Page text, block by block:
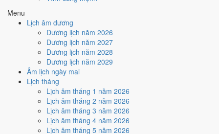
Menu
Lịch âm dương
Dương lịch năm 2026
Dương lịch năm 2027
Dương lịch năm 2028
Dương lịch năm 2029
Âm lịch ngày mai
Lịch tháng
Lịch âm tháng 1 năm 2026
Lịch âm tháng 2 năm 2026
Lịch âm tháng 3 năm 2026
Lịch âm tháng 4 năm 2026
Lịch âm tháng 5 năm 2026
Tốt
Ký hợp đồng - giao ước hôm nay ở
Ngày Hoàng Đạo
Cách tính ngày tốt
Động thổ - khởi công
Tốt
Động thổ - khởi công hôm nay ở
Hoàng Đạo.
Cách tính ngày tốt
Nhập trạch - vào nhà mới
Tốt
Nhập trạch - vào nhà mới hôm nay ở
Ngày Hoàng Đạo.